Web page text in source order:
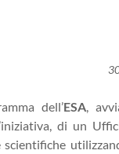
dell’ESA,
di un
scientifiche